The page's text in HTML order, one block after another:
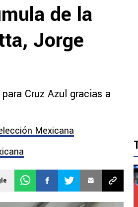
de la
Jorge
Cruz Azul gracias a
Mexicana